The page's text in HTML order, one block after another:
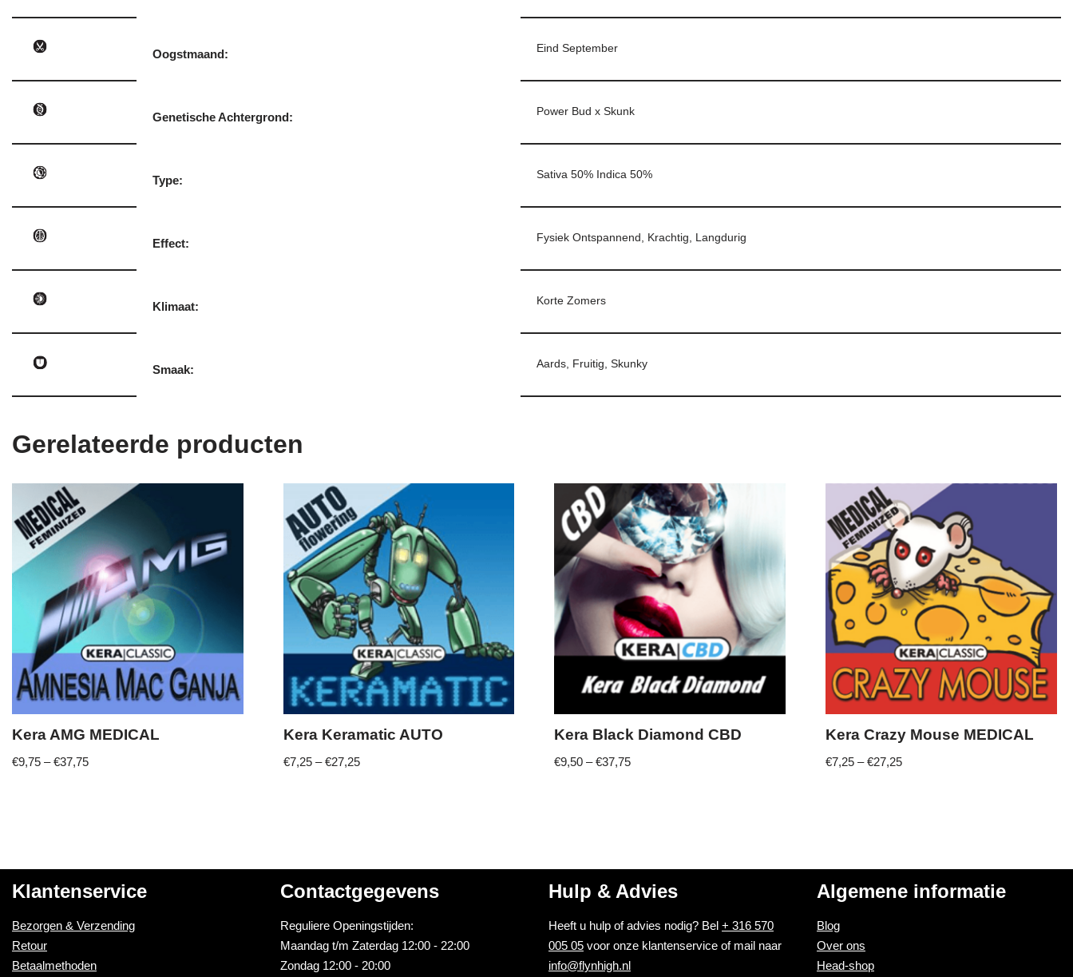
Oogstmaand: Eind September
Genetische Achtergrond: Power Bud x Skunk
Type: Sativa 50% Indica 50%
Effect: Fysiek Ontspannend, Krachtig, Langdurig
Klimaat: Korte Zomers
Smaak: Aards, Fruitig, Skunky
Gerelateerde producten
Kera AMG MEDICAL
€9,75 –€37,75
Kera Keramatic AUTO
€7,25–€27,25
Kera Black Diamond CBD
€9,50 –€37,75
Kera Crazy Mouse MEDICAL
€7,25–€27,25
Klantenservice
Bezorgen & Verzending
Retour
Betaalmethoden
Contactgegevens
Reguliere Openingstijden:
Maandag t/m Zaterdag 12:00 - 22:00
Zondag 12:00 - 20:00
Hulp & Advies
Heeft u hulp of advies nodig? Bel + 316 570
005 05 voor onze klantenservice of mail naar
info@flynhigh.nl
Algemene informatie
Blog
Over ons
Head-shop